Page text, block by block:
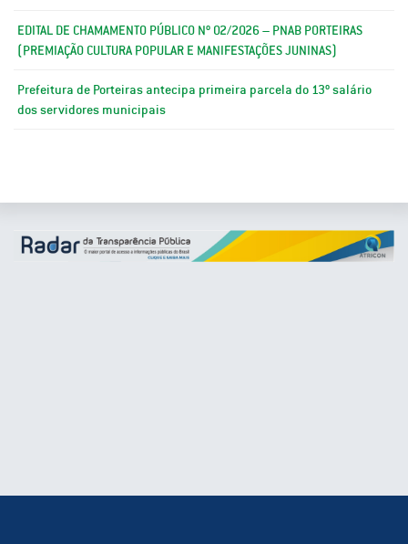
EDITAL DE CHAMAMENTO PÚBLICO Nº 02/2026 – PNAB PORTEIRAS
(PREMIAÇÃO CULTURA POPULAR E MANIFESTAÇÕES JUNINAS)
Prefeitura de Porteiras antecipa primeira parcela do 13º salário
dos servidores municipais